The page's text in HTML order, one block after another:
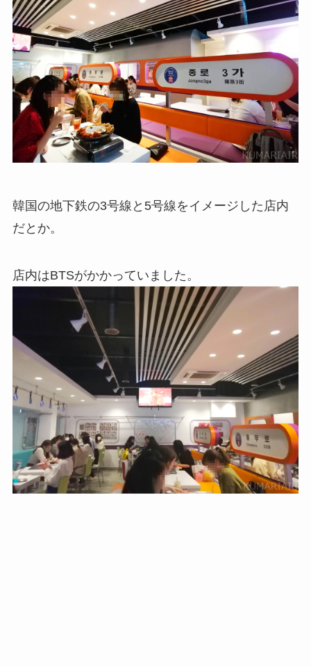
韓国の地下鉄の3号線と5号線をイメージした店内
だとか。
店内はBTSがかかっていました。